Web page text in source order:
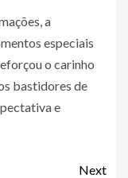
a
especiais
o carinho
bastidores de
e
Next